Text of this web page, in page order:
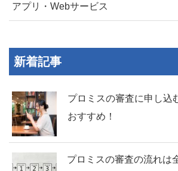
アプリ・Webサービス
新着記事
プロミスの審査に申し込
おすすめ！
プロミスの審査の流れは